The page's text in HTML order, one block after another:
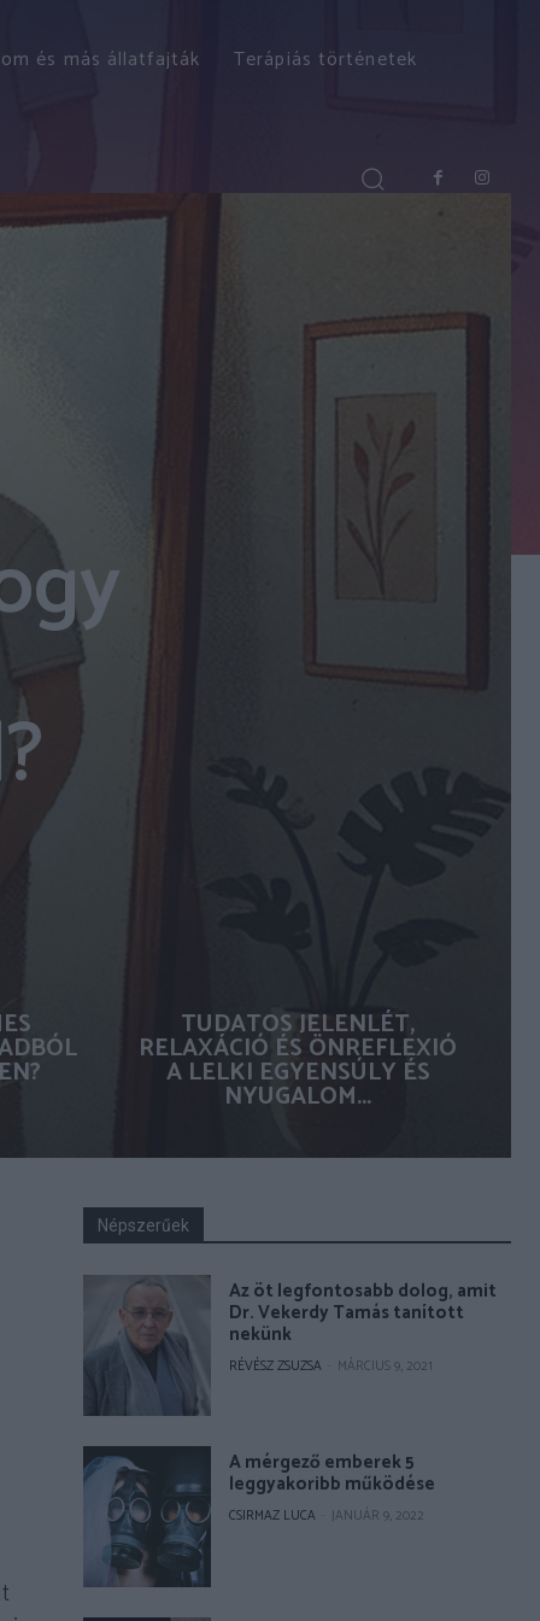
és más állatfajták Terápiás történetek
TUDATOS JELENLÉT,
RELAXÁCIÓ ÉS ÖNREFLEXIÓ
A LELKI EGYENSÚLY ÉS
NYUGALOM...
Népszerűek
Az öt legfontosabb dolog, amit
Dr. Vekerdy Tamás tanított
nekünk
RÉVÉSZ ZSUZSA MÁRCIUS 9, 2021
A mérgező emberek 5
leggyakoribb működése
CSIRMAZ LUCA JANUÁR 9, 2022